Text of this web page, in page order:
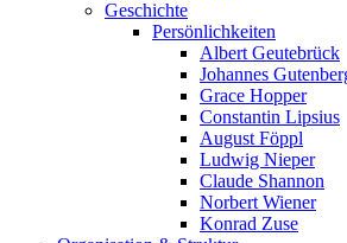
Geschichte
Persönlichkeiten
Albert Geutebrück
Johannes
Grace Hopper
Constantin Lipsius
August Föppl
Ludwig Nieper
Claude Shannon
Norbert Wiener
Konrad Zuse